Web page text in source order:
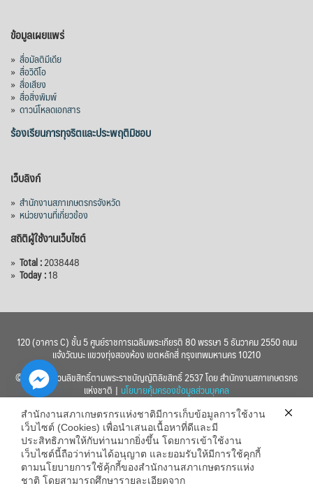
ข้อมูลเผยแพร่
» สื่อมัลติมีเดีย
» สื่อวิดีโอ
» สื่อเสียง
» สื่อสิ่งพิมพ์
» ดาวน์โหลดเอกสาร
ร้องเรียนการทุจริตและประพฤติมิชอบ
เว็บลิงก์
» สำนักงานสภาเกษตรกรจังหวัด
» หน่วยงานที่เกี่ยวข้อง
สถิติผู้ใช้งานเว็บไซต์
» Total :2038448
» Today :18
120 (อาคาร C) ชั้น 5 ศูนย์ราชการเฉลิมพระเกียรติ 80 พรรษา 5 ธันวาคม 2550 ถนน
แจ้งวัฒนะ แขวงทุ่งสองห้อง เขตหลักสี่ กรุงเทพมหานคร 10210
© 2560 สงวนลิขสิทธิ์ตามพระราชบัญญัติลิขสิทธิ์ 2537 โดย สำนักงานสภาเกษตรกร
แห่งชาติ | นโยบายคุ้มครองข้อมูลส่วนบุคคล
สำนักงานสภาเกษตรกรแห่งชาติมีการเก็บข้อมูลการใช้งาน
เว็บไซต์ (Cookies) เพื่อนำเสนอเนื้อหาที่ดีและมี
ประสิทธิภาพให้กับท่านมากยิ่งขึ้น โดยการเข้าใช้งาน
เว็บไซต์นี้ถือว่าท่านได้อนุญาต และยอมรับให้มีการใช้คุกกี้
ตามนโยบายการใช้คุ้กกี้ของสำนักงานสภาเกษตรกรแห่ง
ชาติ โดยสามารถศึกษารายละเอียดจาก
Hide
chaty